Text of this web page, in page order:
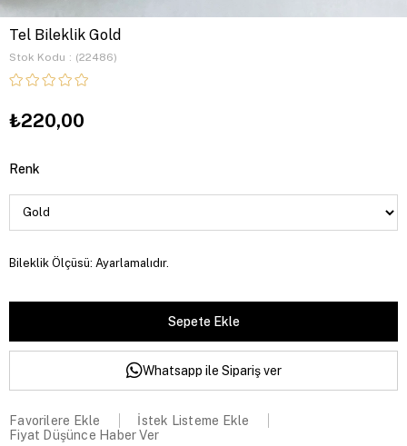
Tel Bileklik Gold
Stok Kodu (22486)
₺220,00
Renk
Bileklik Ölçüsü: Ayarlamalıdır.
Whatsapp ile Sipariş ver
Favorilere Ekle
İstek Listeme Ekle
Fiyat Düşünce Haber Ver